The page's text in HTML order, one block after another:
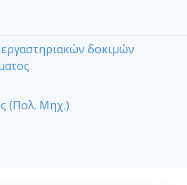
δοκιμών
(Πολ. Μηχ.)